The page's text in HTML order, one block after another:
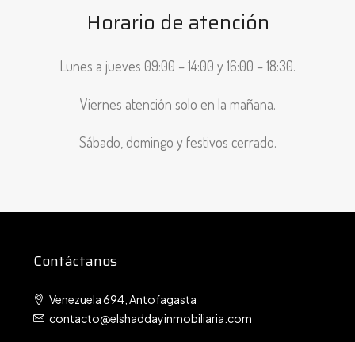
Horario de atención
Lunes a jueves 09:00 – 14:00 y 16:00 – 18:30.
Viernes atención solo en la mañana.
Sábado, domingo y festivos cerrado.
Contáctanos
Venezuela 694, Antofagasta
contacto@elshaddayinmobiliaria.com